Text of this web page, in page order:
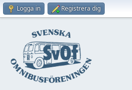
Logga in Registrera dig